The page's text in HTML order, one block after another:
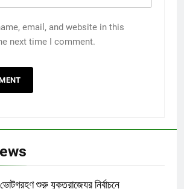
email, and website in this
next time I comment.
ভোটগ্রহণ শুরু যুক্তরাজ্যের নির্বাচনে